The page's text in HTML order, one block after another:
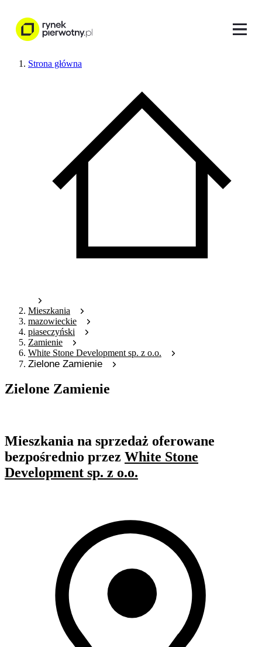
Strona główna
Mieszkania
mazowieckie
piaseczyński
Zamienie
White Stone Development sp. z o.o.
Zielone Zamienie
Zielone Zamienie
Mieszkania na sprzedaż oferowane
bezpośrednio przez White Stone
Development sp. z o.o.